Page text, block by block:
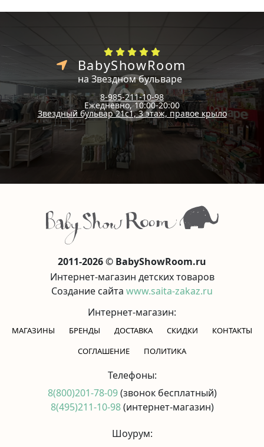
BabyShowRoom
на Звездном бульваре
8-985-211-10-98
Ежедневно, 10:00-20:00
Звездный бульвар 21с1, 3 этаж, правое крыло
2011-2026 © BabyShowRoom.ru
Интернет-магазин детских товаров
Создание сайта www.saita-zakaz.ru
Интернет-магазин:
МАГАЗИНЫ БРЕНДЫ ДОСТАВКА СКИДКИ
КОНТАКТЫ
CОГЛАШЕНИЕ
ПОЛИТИКА
Телефоны:
8(800)201-78-09(звонок бесплатный)
8(495)211-10-98(интернет-магазин)
Шоурум: